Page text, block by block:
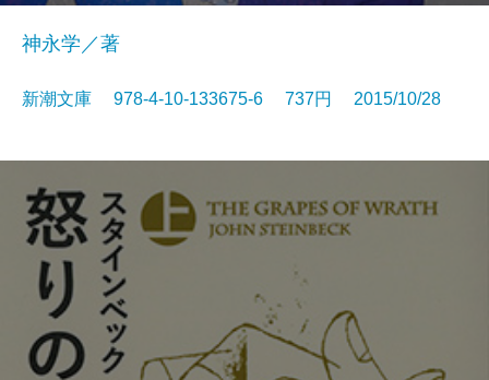
神永学／著
新潮文庫 978-4-10-133675-6 737円 2015/10/28